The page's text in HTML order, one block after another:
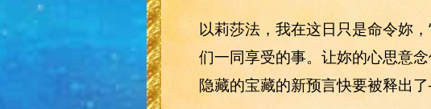
以莉莎法，我在这日只是命令妳
们一同享受的事。让妳的心思意
隐藏的宝藏的新预言快要被释出